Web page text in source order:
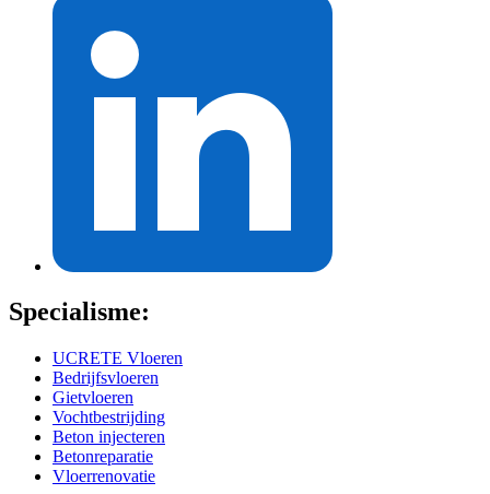
Specialisme:
UCRETE Vloeren
Bedrijfsvloeren
Gietvloeren
Vochtbestrijding
Beton injecteren
Betonreparatie
Vloerrenovatie